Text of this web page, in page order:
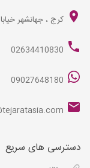
کرج ، جهانشهر
02634410830
09027648180
دسترسی های سریع